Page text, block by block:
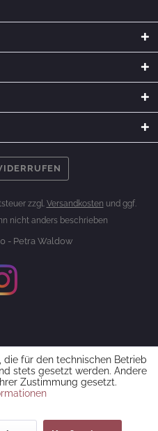
zzgl. Versandkosten und ggf.
nicht anders beschrieben
- Petra Waldow
die für den technischen Betrieb
stets gesetzt werden. Andere
Zustimmung gesetzt.